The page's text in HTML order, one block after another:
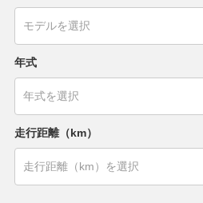
年式
走行距離（km）